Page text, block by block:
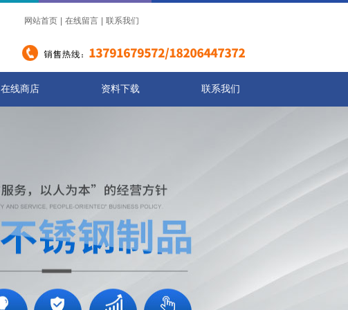
网站首页 在线留言 联系我们
在线商店 资料下载 联系我们